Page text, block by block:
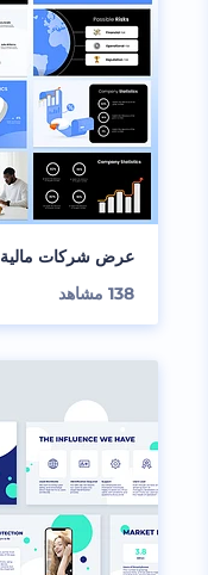
عرض شركات مالية
138 مشاهد